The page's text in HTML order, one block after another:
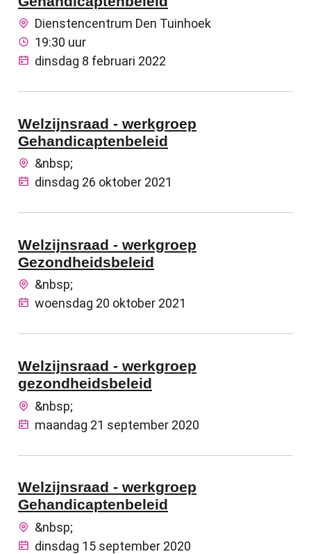
Dienstencentrum Den Tuinhoek
19:30 uur
dinsdag 8 februari 2022
Welzijnsraad - werkgroep
Gehandicaptenbeleid
&nbsp;
dinsdag 26 oktober 2021
Welzijnsraad - werkgroep
Gezondheidsbeleid
&nbsp;
woensdag 20 oktober 2021
Welzijnsraad - werkgroep
gezondheidsbeleid
&nbsp;
maandag 21 september 2020
Welzijnsraad - werkgroep
Gehandicaptenbeleid
&nbsp;
dinsdag 15 september 2020